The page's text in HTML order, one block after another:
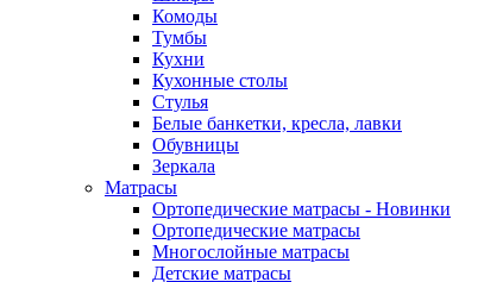
Комоды
Тумбы
Кухни
Кухонные столы
Стулья
Белые банкетки, кресла, лавки
Обувницы
Зеркала
Матрасы
Ортопедические матрасы - Новинки
Ортопедические матрасы
Многослойные матрасы
Детские матрасы